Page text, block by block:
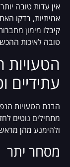
אין עדות טובה
אמיתיות, בדקו
קיבלו מימון
טובה לאיכות
הטעויות
עתידיים
הבנת הטעויות
מתחילים נוטים
ולהימנע מהן
מסחר יתר